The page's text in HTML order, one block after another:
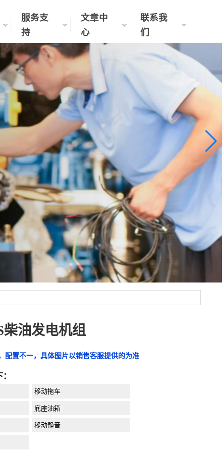
服务支
持
文章中
心
联系我
们
柴油发电机组
配置不一，具体图片以销售客服提供的为准
移动拖车
底座油箱
移动静音